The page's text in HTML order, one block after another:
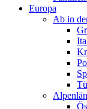
Europa
Ab in